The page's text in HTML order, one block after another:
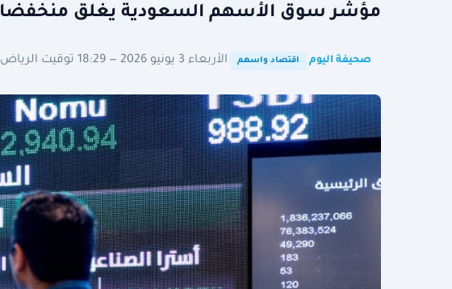
مؤشر سوق الأسهم السعودية يغلق منخفضا 0.1% اليوم الأربعاء
صحيفة اليوم اقتصاد واسهم الأربعاء 3 يونيو 2026 — 18:29 توقيت الرياض